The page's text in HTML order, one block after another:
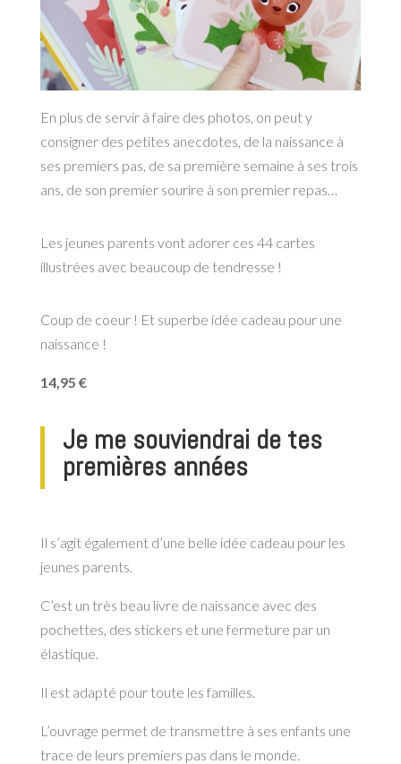
En plus de servir à faire des photos, on peut y
consigner des petites anecdotes, de la naissance à
ses premiers pas, de sa première semaine à ses trois
ans, de son premier sourire à son premier repas…
Les jeunes parents vont adorer ces 44 cartes
illustrées avec beaucoup de tendresse !
Coup de coeur ! Et superbe idée cadeau pour une
naissance !
14,95 €
Je me souviendrai de tes
premières années
Il s’agit également d’une belle idée cadeau pour les
jeunes parents.
C’est un très beau livre de naissance avec des
pochettes, des stickers et une fermeture par un
élastique.
Il est adapté pour toute les familles.
L’ouvrage permet de transmettre à ses enfants une
trace de leurs premiers pas dans le monde.